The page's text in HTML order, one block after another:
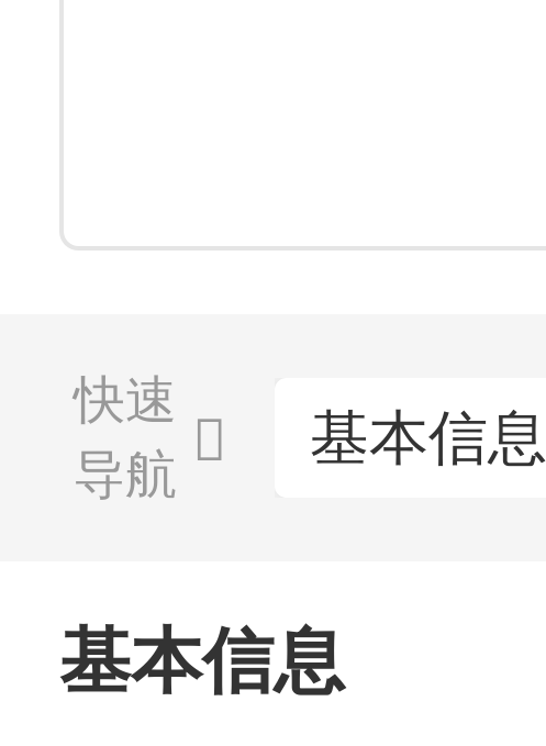
快速
导航
基本信息
基本信息